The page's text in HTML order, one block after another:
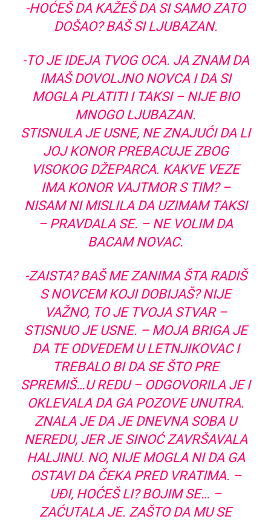
-HOĆEŠ DA KAŽEŠ DA SI SAMO ZATO
DOŠAO? BAŠ SI LJUBAZAN.
-TO JE IDEJA TVOG OCA. JA ZNAM DA
IMAŠ DOVOLJNO NOVCA I DA SI
MOGLA PLATITI I TAKSI – NIJE BIO
MNOGO LJUBAZAN.
STISNULA JE USNE, NE ZNAJUĆI DA LI
JOJ KONOR PREBACUJE ZBOG
VISOKOG DŽEPARCA. KAKVE VEZE
IMA KONOR VAJTMOR S TIM? –
NISAM NI MISLILA DA UZIMAM TAKSI
– PRAVDALA SE. – NE VOLIM DA
BACAM NOVAC.
-ZAISTA? BAŠ ME ZANIMA ŠTA RADIŠ
S NOVCEM KOJI DOBIJAŠ? NIJE
VAŽNO, TO JE TVOJA STVAR –
STISNUO JE USNE. – MOJA BRIGA JE
DA TE ODVEDEM U LETNJIKOVAC I
TREBALO BI DA SE ŠTO PRE
SPREMIŠ…U REDU – ODGOVORILA JE I
OKLEVALA DA GA POZOVE UNUTRA.
ZNALA JE DA JE DNEVNA SOBA U
NEREDU, JER JE SINOĆ ZAVRŠAVALA
HALJINU. NO, NIJE MOGLA NI DA GA
OSTAVI DA ČEKA PRED VRATIMA. –
UĐI, HOĆEŠ LI? BOJIM SE… –
ZAĆUTALA JE. ZAŠTO DA MU SE